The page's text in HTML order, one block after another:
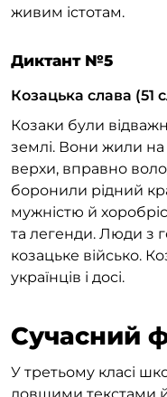
живим істотам.
Диктант №5
Козацька слава (51
Козаки були
землі. Вони жили на
верхи, вправно
боронили рідний
мужністю й
та легенди. Люди з
козацьке військо.
українців і досі.
Сучасний
У третьому класі